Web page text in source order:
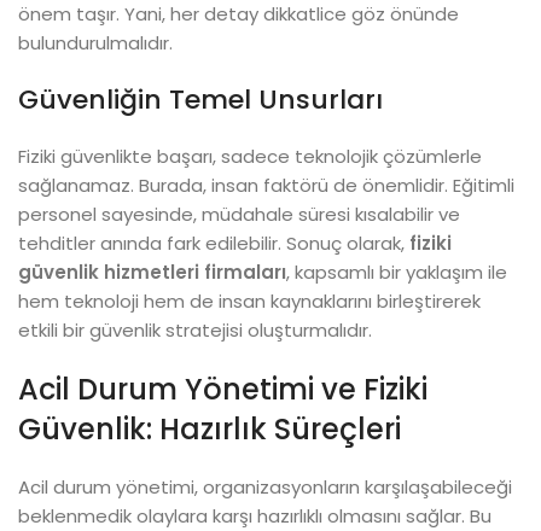
önem taşır. Yani, her detay dikkatlice göz önünde
bulundurulmalıdır.
Güvenliğin Temel Unsurları
Fiziki güvenlikte başarı, sadece teknolojik çözümlerle
sağlanamaz. Burada, insan faktörü de önemlidir. Eğitimli
personel sayesinde, müdahale süresi kısalabilir ve
tehditler anında fark edilebilir. Sonuç olarak, fiziki
güvenlik hizmetleri firmaları, kapsamlı bir yaklaşım ile
hem teknoloji hem de insan kaynaklarını birleştirerek
etkili bir güvenlik stratejisi oluşturmalıdır.
Acil Durum Yönetimi ve Fiziki
Güvenlik: Hazırlık Süreçleri
Acil durum yönetimi, organizasyonların karşılaşabileceği
beklenmedik olaylara karşı hazırlıklı olmasını sağlar. Bu